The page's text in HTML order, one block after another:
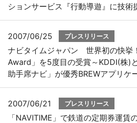
ションサービス『行動導遊』に技術
2007/06/25 プレスリリース
ナビタイムジャパン 世界初の快挙
Award」を5度目の受賞～KDDI(株)
助手席ナビ」が優秀BREWアプリケ
2007/06/21 プレスリリース
「NAVITIME」で鉄道の定期券運賃